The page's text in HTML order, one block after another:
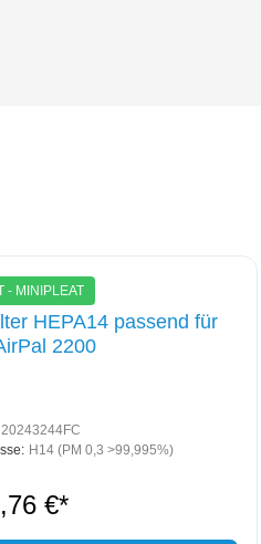
- MINIPLEAT
HEPA14 passend für
2200
20243244FC
H14 (PM 0,3 >99,995%)
€*